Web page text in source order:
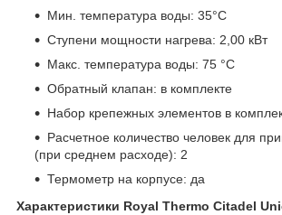
Мин. температура воды: 35°С
Ступени мощности нагрева: 2,00 кВт
Макс. температура воды: 75 °С
Обратный клапан: в комплекте
Набор крепежных элементов в
Расчетное количество человек для
(при среднем расходе): 2
Термометр на корпусе: да
Характеристики Royal Thermo Citadel